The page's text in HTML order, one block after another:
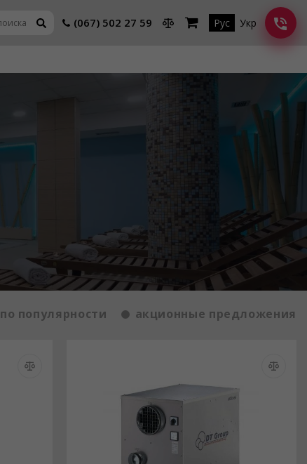
(067) 502 27 59 Рус Укр
по популярности акционные предложения